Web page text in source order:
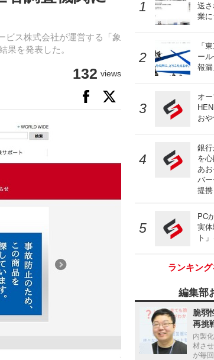
ビス株式会社が運営する「象
を発表した。
132 views
送
業
「
ー
報
オ
お
銀
を
あ
バ
提携
PC
実
ト
ランキン
編集部
脆弱
再挑
内製
材さ
が毎